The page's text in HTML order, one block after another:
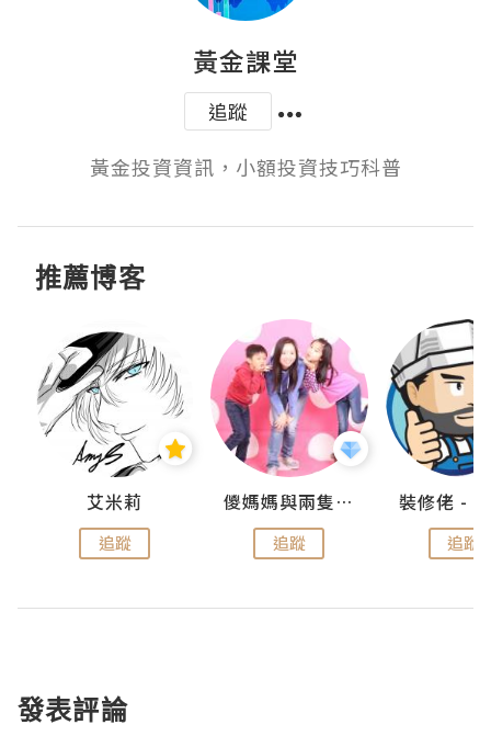
黃金課堂
追蹤
黃金投資資訊，小額投資技巧科普
推薦博客
艾米莉
追蹤
儍媽媽與兩隻小魔怪之家
追蹤 追蹤
發表評論